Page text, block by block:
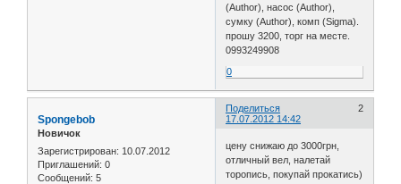
(Author), насос (Author),
сумку (Author), комп (Sigma).
прошу 3200, торг на месте.
0993249908
0
Поделиться
2
17.07.2012 14:42
Spongebob
Новичок
Зарегистрирован: 10.07.2012
Приглашений: 0
Сообщений: 5
цену снижаю до 3000грн,
отличный вел, налетай
торопись, покупай прокатись)